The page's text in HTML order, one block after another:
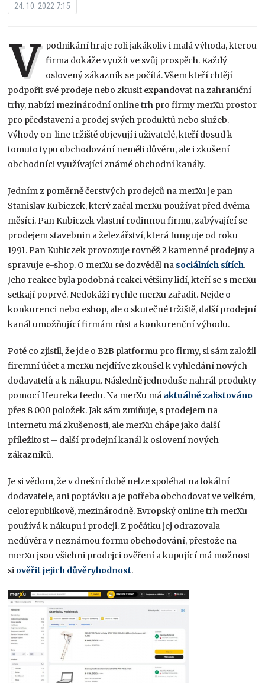
24. 10. 2022 7:15
V podnikání hraje roli jakákoliv i malá výhoda, kterou
firma dokáže využít ve svůj prospěch. Každý
oslovený zákazník se počítá. Všem kteří chtějí
podpořit své prodeje nebo zkusit expandovat na zahraniční
trhy, nabízí mezinárodní online trh pro firmy merXu prostor
pro představení a prodej svých produktů nebo služeb.
Výhody on-line tržiště objevují i uživatelé, kteří dosud k
tomuto typu obchodování neměli důvěru, ale i zkušení
obchodníci využívající známé obchodní kanály.
Jedním z poměrně čerstvých prodejců na merXu je pan
Stanislav Kubiczek, který začal merXu používat před dvěma
měsíci. Pan Kubiczek vlastní rodinnou firmu, zabývající se
prodejem stavebnin a železářství, která funguje od roku
1991. Pan Kubiczek provozuje rovněž 2 kamenné prodejny a
spravuje e-shop. O merXu se dozvěděl na sociálních sítích.
Jeho reakce byla podobná reakci většiny lidí, kteří se s merXu
setkají poprvé. Nedokáží rychle merXu zařadit. Nejde o
konkurenci nebo eshop, ale o skutečné tržiště, další prodejní
kanál umožňující firmám růst a konkurenční výhodu.
Poté co zjistil, že jde o B2B platformu pro firmy, si sám založil
firemní účet a merXu nejdříve zkoušel k vyhledání nových
dodavatelů a k nákupu. Následně jednoduše nahrál produkty
pomocí Heureka feedu. Na merXu má aktuálně zalistováno
přes 8 000 položek. Jak sám zmiňuje, s prodejem na
internetu má zkušenosti, ale merXu chápe jako další
příležitost – další prodejní kanál k oslovení nových
zákazníků.
Je si vědom, že v dnešní době nelze spoléhat na lokální
dodavatele, ani poptávku a je potřeba obchodovat ve velkém,
celorepublikově, mezinárodně. Evropský online trh merXu
používá k nákupu i prodeji. Z počátku jej odrazovala
nedůvěra v neznámou formu obchodování, přestože na
merXu jsou všichni prodejci ověření a kupující má možnost
si ověřit jejich důvěryhodnost.